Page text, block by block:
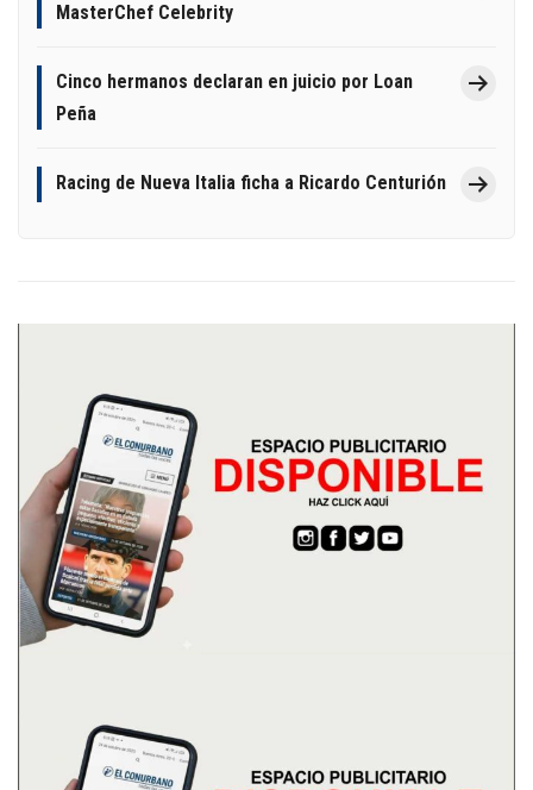
MasterChef Celebrity
Cinco hermanos declaran en juicio por Loan
Peña
Racing de Nueva Italia ficha a Ricardo Centurión